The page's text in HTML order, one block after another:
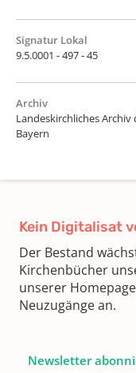
Signatur Lokal
9.5.0001 - 497 - 45
Archiv
Landeskirchliches Archiv
Bayern
Kein Digitalisat
Der Bestand
Kirchenbücher
unserer
Neuzugänge an.
Newsletter